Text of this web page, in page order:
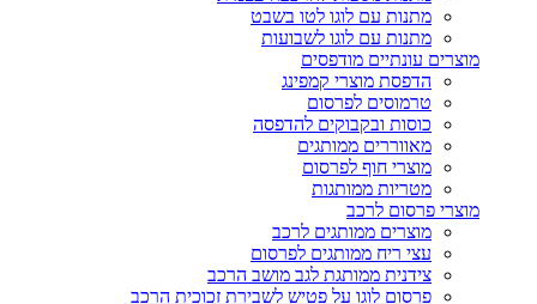
מתנות עם לוגו לטו בשבט
מתנות עם לוגו לשבועות
מוצרים עונתיים מודפסים
הדפסת מוצרי קמפינג
טרמוסים לפרסום
כוסות ובקבוקים להדפסה
מאווררים ממותגים
מוצרי חוף לפרסום
מטריות ממותגות
מוצרי פרסום לרכב
מוצרים ממותגים לרכב
עצי ריח ממותגים לפרסום
צידנית ממותגת לגב מושב הרכב
פרסום לוגו על פטיש לשבירת זכוכית הרכב